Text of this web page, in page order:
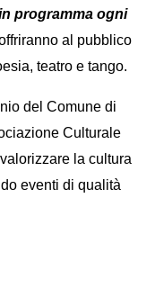
programma ogni
al pubblico
teatro e tango.
del Comune di
Culturale
la cultura
eventi di qualità